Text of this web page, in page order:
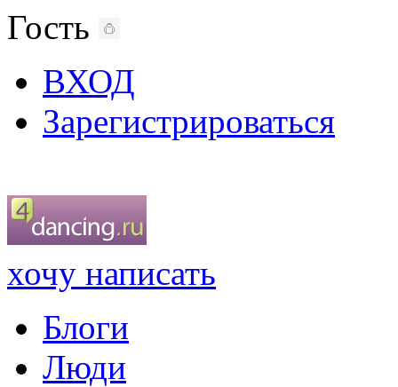
Гость
ВХОД
Зарегистрироваться
хочу написать
Блоги
Люди